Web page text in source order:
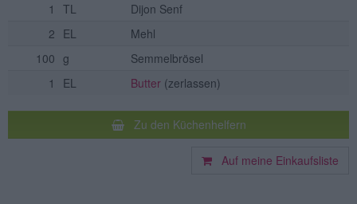
1
TL
Dijon Senf
2 EL
Mehl
100 g
Semmelbrösel
1
EL Butter (zerlassen)
Zu den Küchenhelfern
Auf meine Einkaufsliste